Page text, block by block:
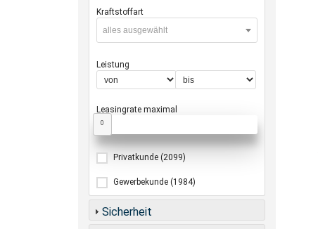
Kraftstoffart
alles ausgewählt
Leistung
Leasingrate maximal
0
Privatkunde (2099)
Gewerbekunde (1984)
Sicherheit